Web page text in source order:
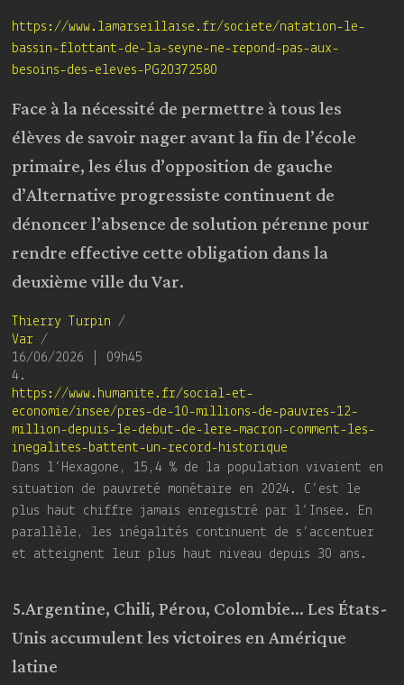
https://www.lamarseillaise.fr/societe/natation-le-
bassin-flottant-de-la-seyne-ne-repond-pas-aux-
besoins-des-eleves-PG20372580
Face à la nécessité de permettre à tous les
élèves de savoir nager avant la fin de l’école
primaire, les élus d’opposition de gauche
d’Alternative progressiste continuent de
dénoncer l’absence de solution pérenne pour
rendre effective cette obligation dans la
deuxième ville du Var.
Thierry Turpin /
Var /
16/06/2026 | 09h45
4.
https://www.humanite.fr/social-et-
economie/insee/pres-de-10-millions-de-pauvres-12-
million-depuis-le-debut-de-lere-macron-comment-les-
inegalites-battent-un-record-historique
Dans l’Hexagone, 15,4 % de la population vivaient en
situation de pauvreté monétaire en 2024. C’est le
plus haut chiffre jamais enregistré par l’Insee. En
parallèle, les inégalités continuent de s’accentuer
et atteignent leur plus haut niveau depuis 30 ans.
5.Argentine, Chili, Pérou, Colombie… Les États-
Unis accumulent les victoires en Amérique
latine